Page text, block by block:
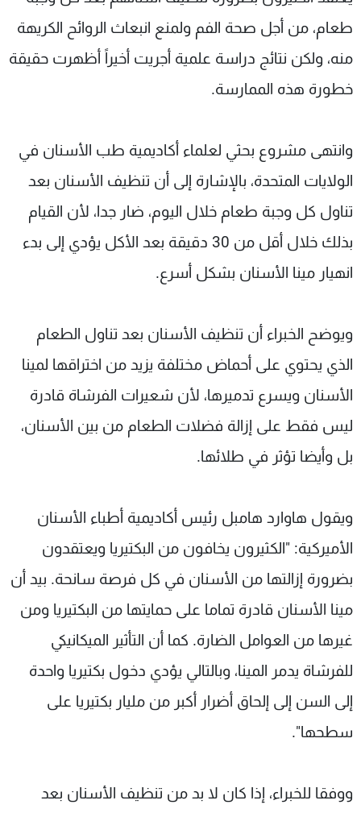
طعام، من أجل صحة الفم ولمنع انبعاث الروائح الكريهة
منه، ولكن نتائج دراسة علمية أجريت أخيراً أظهرت حقيقة
خطورة هذه الممارسة.
وانتهى مشروع بحثي لعلماء أكاديمية طب الأسنان في
الولايات المتحدة، بالإشارة إلى أن تنظيف الأسنان بعد
تناول كل وجبة طعام خلال اليوم، ضار جدا، لأن القيام
بذلك خلال أقل من 30 دقيقة بعد الأكل يؤدي إلى بدء
انهيار مينا الأسنان بشكل أسرع.
ويوضح الخبراء أن تنظيف الأسنان بعد تناول الطعام
الذي يحتوي على أحماض مختلفة يزيد من اختراقها لمينا
الأسنان ويسرع تدميرها، لأن شعيرات الفرشاة قادرة
ليس فقط على إزالة فضلات الطعام من بين الأسنان،
بل وأيضا تؤثر في طلائها.
ويقول هاوارد هامبل رئيس أكاديمية أطباء الأسنان
الأميركية: "الكثيرون يخافون من البكتيريا ويعتقدون
بضرورة إزالتها من الأسنان في كل فرصة سانحة. بيد أن
مينا الأسنان قادرة تماما على حمايتها من البكتيريا ومن
غيرها من العوامل الضارة. كما أن التأثير الميكانيكي
للفرشاة يدمر المينا، وبالتالي يؤدي دخول بكتيريا واحدة
إلى السن إلى إلحاق أضرار أكبر من مليار بكتيريا على
سطحها".
ووفقا للخبراء، إذا كان لا بد من تنظيف الأسنان بعد
شاهد البرامج
الترددات
عن MTV
سياسة الخصوصية